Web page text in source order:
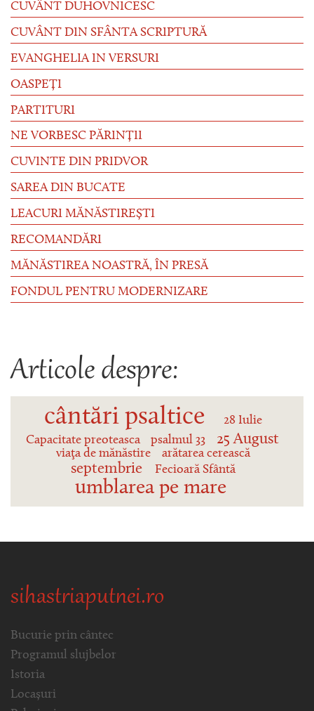
CUVÂNT DUHOVNICESC
CUVÂNT DIN SFÂNTA SCRIPTURĂ
EVANGHELIA IN VERSURI
OASPEȚI
PARTITURI
NE VORBESC PĂRINȚII
CUVINTE DIN PRIDVOR
SAREA DIN BUCATE
LEACURI MĂNĂSTIREȘTI
RECOMANDĂRI
MĂNĂSTIREA NOASTRĂ, ÎN PRESĂ
FONDUL PENTRU MODERNIZARE
Articole despre:
cântări psaltice
28 Iulie
Capacitate preoteasca
psalmul 33 25 August
viaţa de mănăstire arătarea cerească
septembrie Fecioară Sfântă
umblarea pe mare
sihastriaputnei.ro
Bucurie prin cântec
Programul slujbelor
Istoria
Locașuri